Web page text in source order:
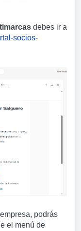
debes ir a
socios-
podrás
el menú de